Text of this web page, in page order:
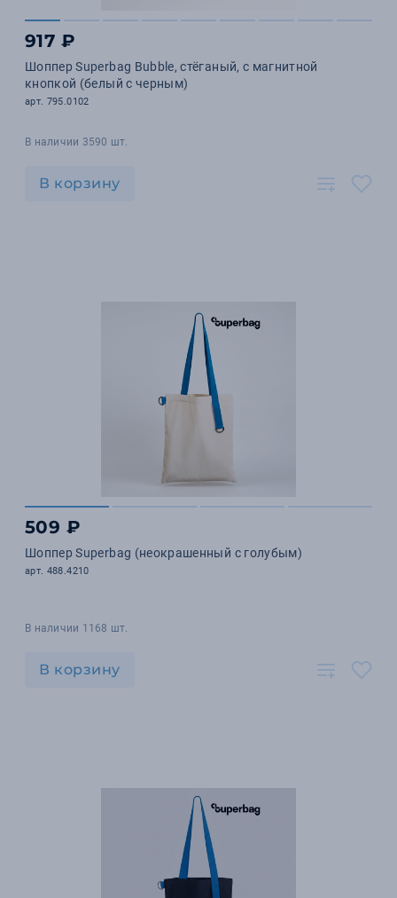
917 ₽
Шоппер Superbag Bubble, стёганый, с магнитной
кнопкой (белый с черным)
арт. 795.0102
В наличии 3590 шт.
В корзину
509 ₽
Шоппер Superbag (неокрашенный с голубым)
арт. 488.4210
В наличии 1168 шт.
В корзину